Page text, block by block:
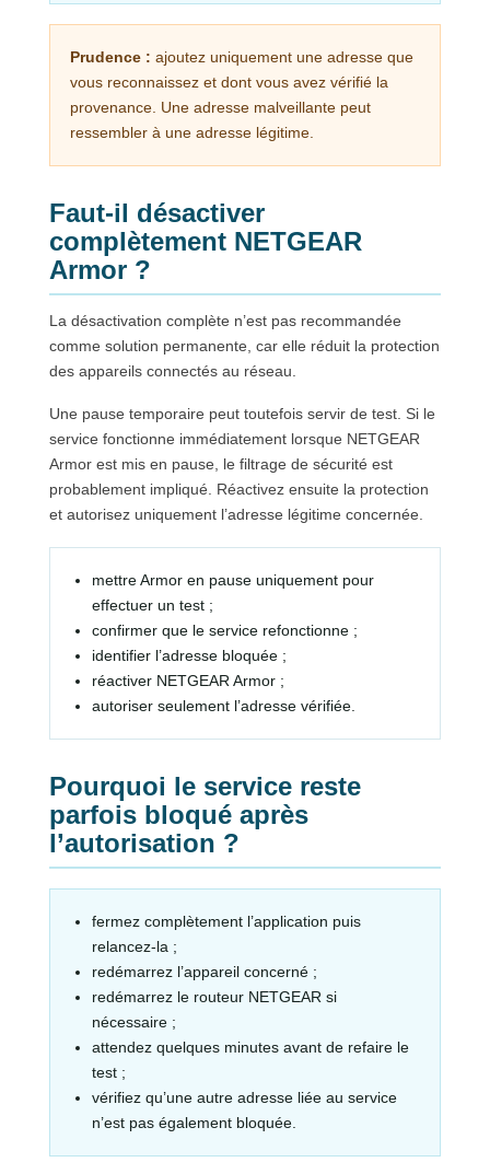
Prudence : ajoutez uniquement une adresse que
vous reconnaissez et dont vous avez vérifié la
provenance. Une adresse malveillante peut
ressembler à une adresse légitime.
Faut-il désactiver
complètement NETGEAR
Armor ?
La désactivation complète n’est pas recommandée
comme solution permanente, car elle réduit la protection
des appareils connectés au réseau.
Une pause temporaire peut toutefois servir de test. Si le
service fonctionne immédiatement lorsque NETGEAR
Armor est mis en pause, le filtrage de sécurité est
probablement impliqué. Réactivez ensuite la protection
et autorisez uniquement l’adresse légitime concernée.
mettre Armor en pause uniquement pour
effectuer un test ;
confirmer que le service refonctionne ;
identifier l’adresse bloquée ;
réactiver NETGEAR Armor ;
autoriser seulement l’adresse vérifiée.
Pourquoi le service reste
parfois bloqué après
l’autorisation ?
fermez complètement l’application puis
relancez-la ;
redémarrez l’appareil concerné ;
redémarrez le routeur NETGEAR si
nécessaire ;
attendez quelques minutes avant de refaire le
test ;
vérifiez qu’une autre adresse liée au service
n’est pas également bloquée.